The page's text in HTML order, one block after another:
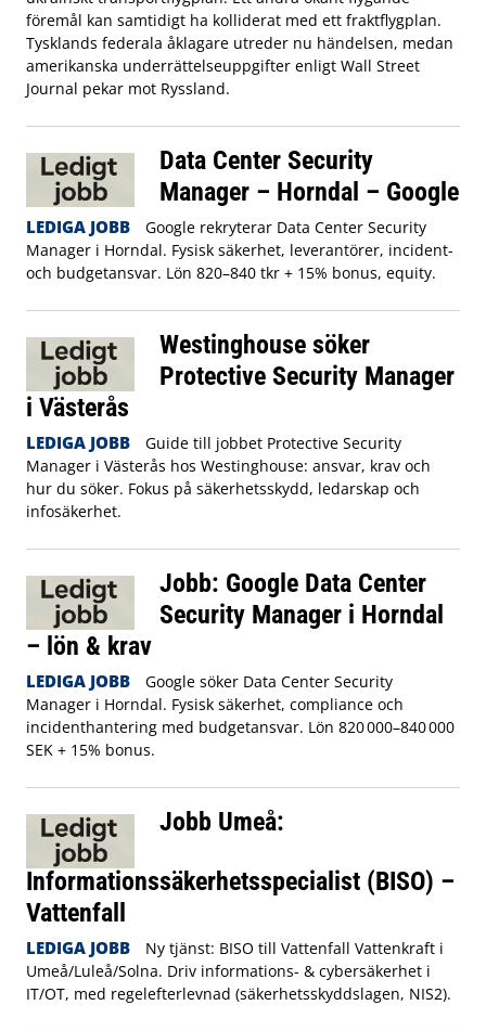
föremål kan samtidigt ha kolliderat med ett fraktflygplan.
Tysklands federala åklagare utreder nu händelsen, medan
amerikanska underrättelseuppgifter enligt Wall Street
Journal pekar mot Ryssland.
Data Center Security
Manager – Horndal – Google
LEDIGA JOBB
Google rekryterar Data Center Security
Manager i Horndal. Fysisk säkerhet, leverantörer, incident-
och budgetansvar. Lön 820–840 tkr + 15% bonus, equity.
Westinghouse söker
Protective Security Manager
i Västerås
LEDIGA JOBB
Guide till jobbet Protective Security
Manager i Västerås hos Westinghouse: ansvar, krav och
hur du söker. Fokus på säkerhetsskydd, ledarskap och
infosäkerhet.
Jobb: Google Data Center
Security Manager i Horndal
– lön & krav
LEDIGA JOBB
Google söker Data Center Security
Manager i Horndal. Fysisk säkerhet, compliance och
incidenthantering med budgetansvar. Lön 820 000–840 000
SEK + 15% bonus.
Jobb Umeå:
Informationssäkerhetsspecialist (BISO) –
Vattenfall
LEDIGA JOBB
Ny tjänst: BISO till Vattenfall Vattenkraft i
Umeå/Luleå/Solna. Driv informations- & cybersäkerhet i
IT/OT, med regelefterlevnad (säkerhetsskyddslagen, NIS2).